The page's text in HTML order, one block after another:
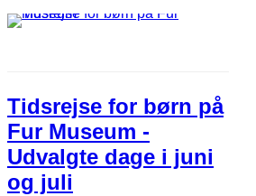
Tidsrejse for børn på
Fur Museum -
Udvalgte dage i juni
og juli